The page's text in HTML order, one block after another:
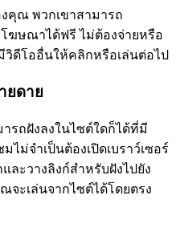
คุณ พวกเขาสามารถ
ฆษณาได้ฟรี ไม่ต้องจ่ายหรือ
ดีโออื่นให้คลิกหรือเล่นต่อไป
ยดาย
รถฝังลงในไซต์ใดก็ได้ที่มี
ม่จำเป็นต้องเปิดเบราว์เซอร์
ละวางลิงก์สำหรับฝังไปยัง
จะเล่นจากไซต์ได้โดยตรง